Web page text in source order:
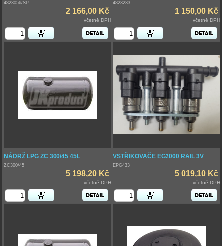
4823056/SP
2 166,00 Kč
včetně DPH
4823233
1 150,00 Kč
včetně DPH
NÁDRŽ LPG ZC 300/45 45L
ZC300/45
5 198,20 Kč
včetně DPH
VSTŘIKOVAČE EG2000 RAIL 3V
EPG433
5 019,10 Kč
včetně DPH